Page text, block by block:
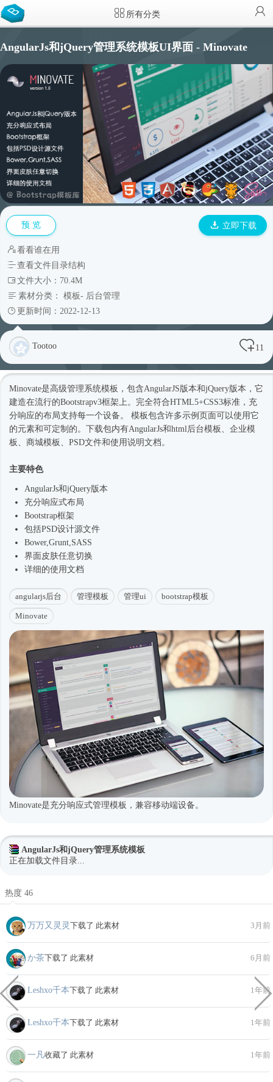
所有分类
AngularJs和jQuery管理系统模板UI界面 - Minovate
预 览 立即下载
看看谁在用
查看文件目录结构
文件大小：70.4M
素材分类： 模板- 后台管理
更新时间：2022-12-13
Tootoo 11
Minovate是高级管理系统模板，包含AngularJS版本和jQuery版本，它
建造在流行的Bootstrapv3框架上。完全符合HTML5+CSS3标准，充
分响应的布局支持每一个设备。 模板包含许多示例页面可以使用它
的元素和可定制的。下载包内有AngularJs和html 后台模板 、企业模
板
、商城模板、PSD文件和使用说明文档。
主要特色
AngularJs和jQuery版本
充分响应式布局
Bootstrap框架
包括PSD设计源文件
Bower,Grunt,SASS
界面皮肤任意切换
详细的使用文档
angularjs后台 管理模板 管理ui bootstrap模板
Minovate
Minovate是充分响应式管理模板，兼容移动端设备。
AngularJs和jQuery管理系统模板
正在加载文件目录...
热度 46
万万又灵灵 下载了 此素材 3月前
か茶下载了 此素材 6月前
Leshxo千本下载了 此素材 1年前
Leshxo千本下载了 此素材 1年前
一凡收藏了 此素材 1年前